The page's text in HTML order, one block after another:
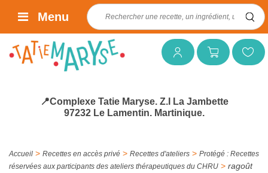
Mon compteMon panierMes favoris
Rechercher :
Menu
📍Complexe Tatie Maryse. Z.I La Jambette
97232 Le Lamentin. Martinique.
Accueil > Recettes en accès privé > Recettes d'ateliers > Protégé : Recettes
réservées aux participants des ateliers thérapeutiques du CHRU > ragoût